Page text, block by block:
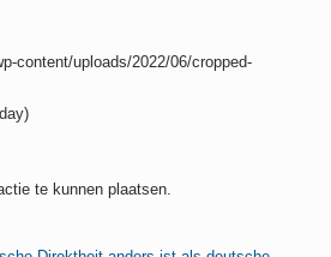
content/uploads/2022/06/cropped-
te kunnen plaatsen.